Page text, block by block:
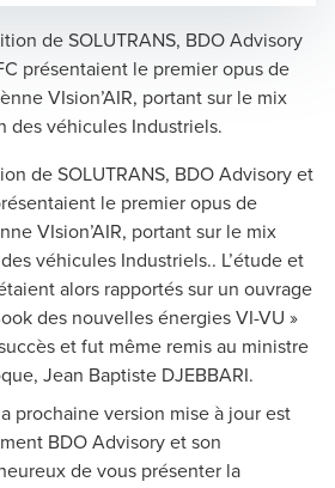
de SOLUTRANS, BDO Advisory
présentaient le premier opus de
VIsion’AIR, portant sur le mix
des véhicules Industriels.
de SOLUTRANS, BDO Advisory et
le premier opus de
VIsion’AIR, portant sur le mix
véhicules Industriels.. L’étude et
alors rapportés sur un ouvrage
des nouvelles énergies VI-VU »
et fut même remis au ministre
Jean Baptiste DJEBBARI.
prochaine version mise à jour est
BDO Advisory et son
de vous présenter la